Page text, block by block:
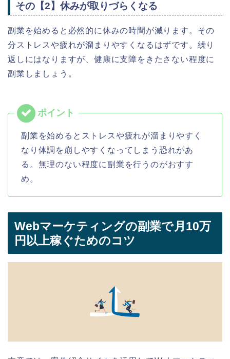
その【2】休みが取りづらくなる
副業を始めると必然的に休みの時間が減ります。その
分ストレスや疲れが溜まりやすくなるはずです。繰り
返しにはなりますが、健康に支障をきたさない程度に
副業しましょう。
副業を始めるとストレスや疲れが溜まりやすく
なり体調を崩しやすくなってしまう恐れがあ
る。無理のない程度に副業を行うのがおすす
め。
Webマーケティングの副業で月10万
円以上稼ぐためのコツ